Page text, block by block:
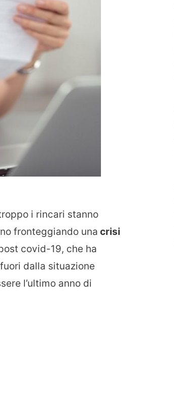
i rincari stanno
fronteggiando una crisi
covid-19, che ha
dalla situazione
l’ultimo anno di